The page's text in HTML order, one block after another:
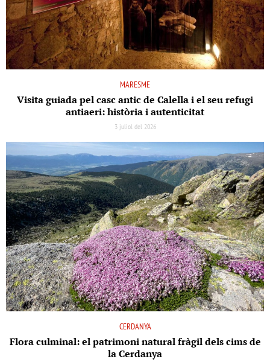
MARESME
Visita guiada pel casc antic de Calella i el seu refugi
antiaeri: història i autenticitat
3 juliol del 2026
CERDANYA
Flora culminal: el patrimoni natural fràgil dels cims de
la Cerdanya